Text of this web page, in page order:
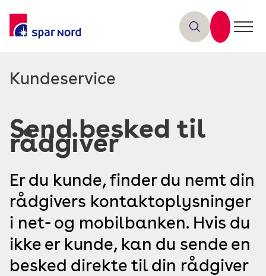
Læs
Kundeservice
Send besked til
rådgiver
Er du kunde, finder du nemt din
rådgivers kontaktoplysninger
i net- og mobilbanken. Hvis du
ikke er kunde, kan du sende en
besked direkte til din rådgiver